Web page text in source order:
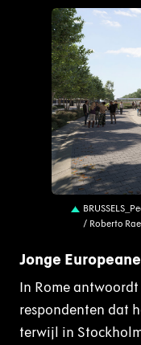
JPG
/ Roberto
Jonge
In Rome
respondenten dat
terwijl in